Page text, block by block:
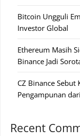
Bitcoin Ungguli
Investor Global
Ethereum Masih
Binance Jadi
CZ Binance
Pengampunan
Recent